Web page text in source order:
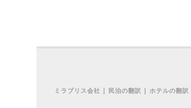
ミラブリス会社 | 民泊の翻訳 | ホテルの翻